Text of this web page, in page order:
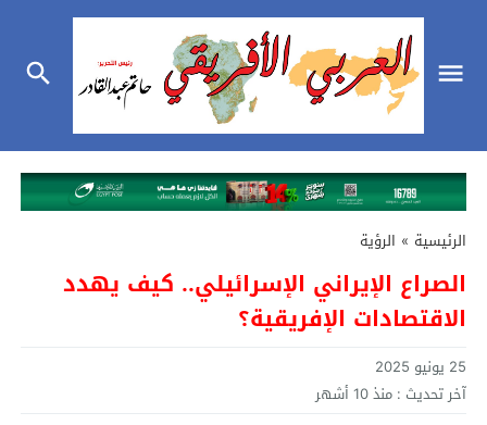
الرئيسية » الرؤية
الصراع الإيراني الإسرائيلي.. كيف يهدد
الاقتصادات الإفريقية؟
25 يونيو 2025
آخر تحديث : منذ 10 أشهر